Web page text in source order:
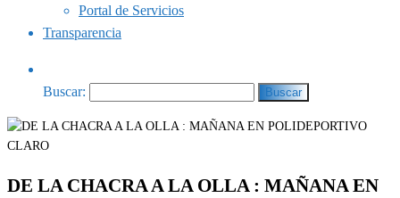
Portal de Servicios
Transparencia
Buscar:
DE LA CHACRA A LA OLLA : MAÑANA EN